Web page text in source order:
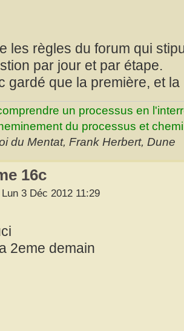
les règles du forum qui
par jour et par étape.
gardé que la première, et
un processus en
du processus et
du Mentat, Frank Herbert, Dune
16c
3 Déc 2012 11:29
2eme demain